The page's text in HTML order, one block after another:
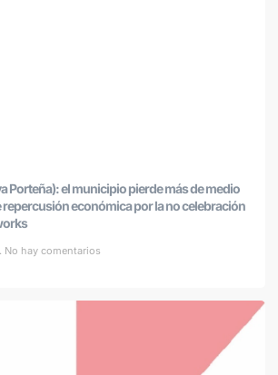
Porteña): el municipio pierde más de medio
repercusión económica por la no celebración
No hay comentarios